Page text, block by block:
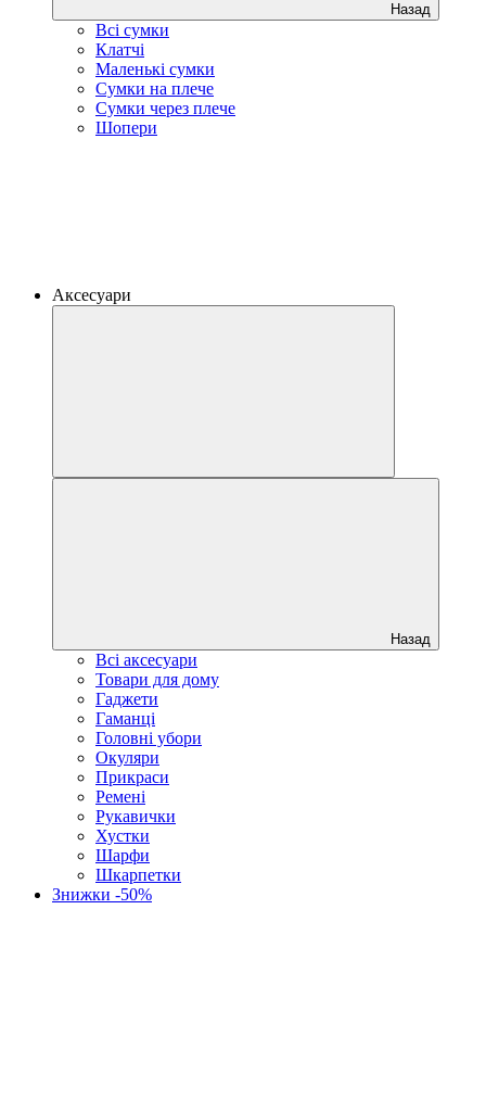
Назад
Всі сумки
Клатчі
Маленькі сумки
Сумки на плече
Сумки через плече
Шопери
Аксесуари
Назад
Всі аксесуари
Товари для дому
Гаджети
Гаманці
Головні убори
Окуляри
Прикраси
Ремені
Рукавички
Хустки
Шарфи
Шкарпетки
Знижки -50%